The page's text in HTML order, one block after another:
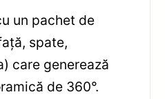
un pachet de
spate,
care generează
de 360°.